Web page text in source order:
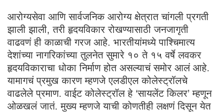
आरोग्यसेवा आणि सार्वजनिक आरोग्य क्षेत्रात चांगली प्रगती
झाली झाली, तरी हृदयविकार रोखण्यासाठी जनजागृती
वाढवणं ही काळाची गरज आहे. भारतीयांमध्ये पाश्चिमात्य
देशांच्या नागरिकांच्या तुलनेत सुमारे १० ते १५ वर्षे लवकर
हृदयविकाराचा धोका निर्माण होत असल्याचं समोर आलं आहे.
यामागचं प्रमुख कारण म्हणजे एलडीएल कोलेस्ट्रॉलचे
वाढलेले प्रमाण. वाईट कोलेस्ट्रॉल हे ‘सायलेंट किलर’ म्हणून
ओळखलं जातं. मुख्य म्हणजे याची कोणतीही लक्षणं दिसून येत